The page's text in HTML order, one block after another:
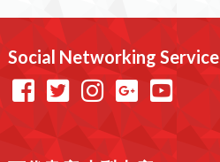
Social Networking Service